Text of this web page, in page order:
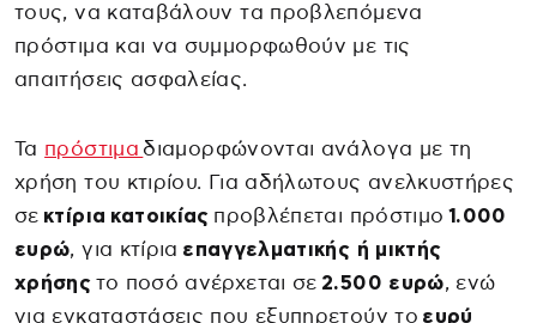
τους, να καταβάλουν τα προβλεπόμενα
πρόστιμα και να συμμορφωθούν με τις
απαιτήσεις ασφαλείας.
Τα πρόστιμα διαμορφώνονται ανάλογα με τη
χρήση του κτιρίου. Για αδήλωτους ανελκυστήρες
σε κτίρια κατοικίας προβλέπεται πρόστιμο 1.000
ευρώ, για κτίρια επαγγελματικής ή μικτής
χρήσης το ποσό ανέρχεται σε 2.500 ευρώ, ενώ
για εγκαταστάσεις που εξυπηρετούν το ευρύ